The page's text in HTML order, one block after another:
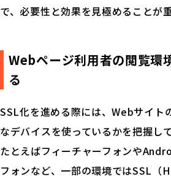
で、必要性と効果を見極めることが重
Webページ利用者の閲覧環
る
SSL化を進める際には、Webサイト
なデバイスを使っているかを把握し
たとえばフィーチャーフォンや
フォンなど、一部の環境ではSSL（